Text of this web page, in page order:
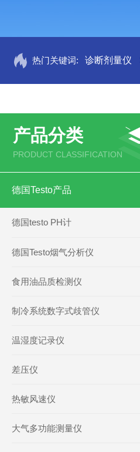
热门关键词: 诊断剂量仪
产品分类
PRODUCT CLASSIFICATION
德国Testo产品
德国testo PH计
德国Testo烟气分析仪
食用油品质检测仪
制冷系统数字式歧管仪
温湿度记录仪
差压仪
热敏风速仪
大气多功能测量仪